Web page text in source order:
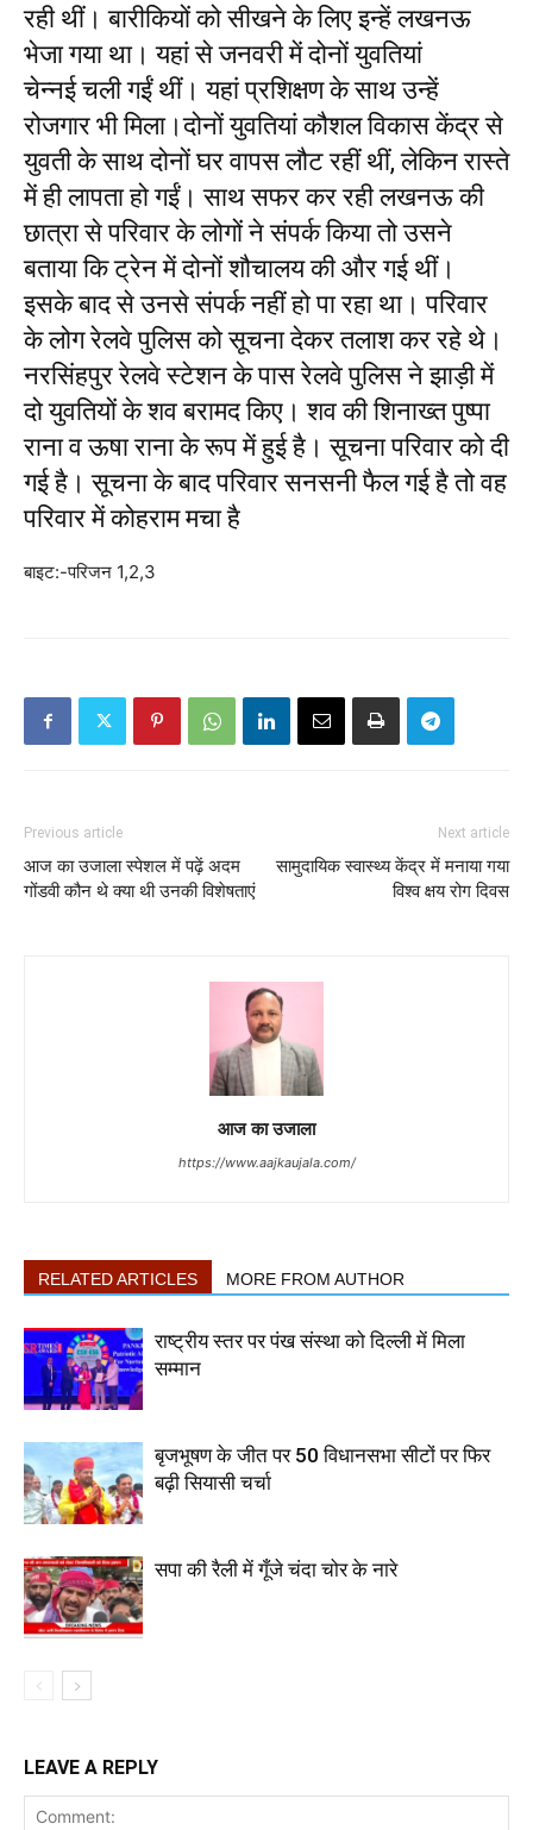
रही थीं। बारीकियों को सीखने के लिए इन्हें लखनऊ
भेजा गया था। यहां से जनवरी में दोनों युवतियां
चेन्नई चली गईं थीं। यहां प्रशिक्षण के साथ उन्हें
रोजगार भी मिला।दोनों युवतियां कौशल विकास केंद्र से
युवती के साथ दोनों घर वापस लौट रहीं थीं, लेकिन रास्ते
में ही लापता हो गईं। साथ सफर कर रही लखनऊ की
छात्रा से परिवार के लोगों ने संपर्क किया तो उसने
बताया कि ट्रेन में दोनों शौचालय की और गई थीं।
इसके बाद से उनसे संपर्क नहीं हो पा रहा था। परिवार
के लोग रेलवे पुलिस को सूचना देकर तलाश कर रहे थे।
नरसिंहपुर रेलवे स्टेशन के पास रेलवे पुलिस ने झाड़ी में
दो युवतियों के शव बरामद किए। शव की शिनाख्त पुष्पा
राना व ऊषा राना के रूप में हुई है। सूचना परिवार को दी
गई है। सूचना के बाद परिवार सनसनी फैल गई है तो वह
परिवार में कोहराम मचा है
बाइट:-परिजन 1,2,3
Previous article
आज का उजाला स्पेशल में पढ़ें अदम
गोंडवी कौन थे क्या थी उनकी विशेषताएं
Next article
सामुदायिक स्वास्थ्य केंद्र में मनाया गया
विश्व क्षय रोग दिवस
आज का उजाला
https://www.aajkaujala.com/
RELATED ARTICLES MORE FROM AUTHOR
राष्ट्रीय स्तर पर पंख संस्था को दिल्ली में मिला
सम्मान
बृजभूषण के जीत पर 50 विधानसभा सीटों पर फिर
बढ़ी सियासी चर्चा
सपा की रैली में गूँजे चंदा चोर के नारे
LEAVE A REPLY